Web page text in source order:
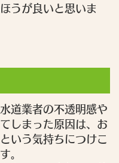
うが良いと思いま
道業者の不透明感や
しまった原因は、お
いう気持ちにつけこ
。